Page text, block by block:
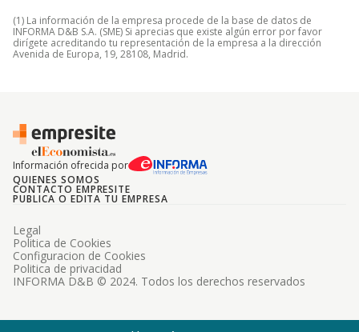
(1) La información de la empresa procede de la base de datos de
INFORMA D&B S.A. (SME) Si aprecias que existe algún error por favor
dirígete acreditando tu representación de la empresa a la dirección
Avenida de Europa, 19, 28108, Madrid.
Información ofrecida por
QUIENES SOMOS
CONTACTO EMPRESITE
PUBLICA O EDITA TU EMPRESA
INFORMA D&B © 2024. Todos los derechos reservados
Legal
Politica de Cookies
Configuracion de Cookies
Politica de privacidad